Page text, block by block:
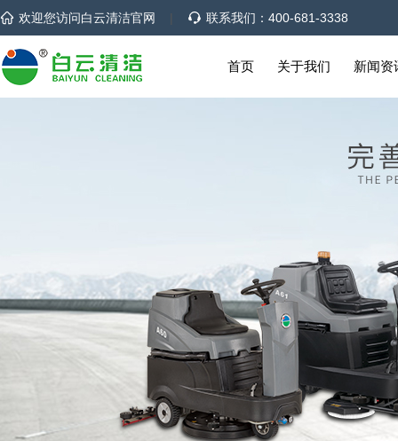
欢迎您访问白云清洁官网 | 联系我们：400-681-3338
首页 关于我们 新闻资